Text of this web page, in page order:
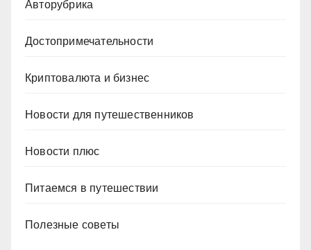
Авторубрика
Достопримечательности
Криптовалюта и бизнес
Новости для путешественников
Новости плюс
Питаемся в путешествии
Полезные советы